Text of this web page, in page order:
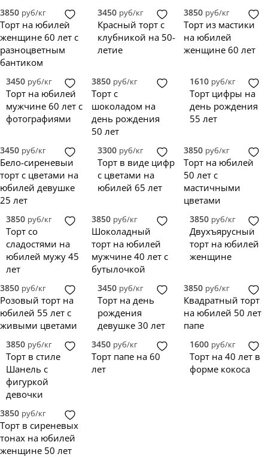
3850 руб/кг
Торт на юбилей
женщине 60 лет с
разноцветным
бантиком
3450 руб/кг
Красный торт с
клубникой на 50-
летие
3850 руб/кг
Торт из мастики
на юбилей
женщине 60 лет
3450 руб/кг
Торт на юбилей
мужчине 60 лет с
фотографиями
3850 руб/кг
Торт с
шоколадом на
день рождения
50 лет
1610 руб/кг
Торт цифры на
день рождения
55 лет
3450 руб/кг
Бело-сиреневый
торт с цветами на
юбилей девушке
25 лет
3300 руб/кг
Торт в виде цифр
с цветами на
юбилей 65 лет
3850 руб/кг
Торт на юбилей
50 лет с
мастичными
цветами
3850 руб/кг
Торт со
сладостями на
юбилей мужу 45
лет
3850 руб/кг
Шоколадный
торт на юбилей
мужчине 40 лет с
бутылочкой
3850 руб/кг
Двухъярусный
торт на юбилей
женщине
3850 руб/кг
Розовый торт на
юбилей 55 лет с
живыми цветами
3450 руб/кг
Торт на день
рождения
девушке 30 лет
3850 руб/кг
Квадратный торт
на юбилей 50 лет
папе
3850 руб/кг
Торт в стиле
Шанель с
фигуркой
девочки
3450 руб/кг
Торт папе на 60
лет
1600 руб/кг
Торт на 40 лет в
форме кокоса
3850 руб/кг
Торт в сиреневых
тонах на юбилей
женщине 50 лет